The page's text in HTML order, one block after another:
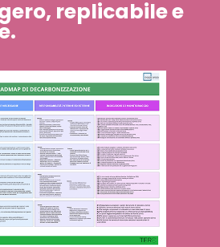
replicabile e